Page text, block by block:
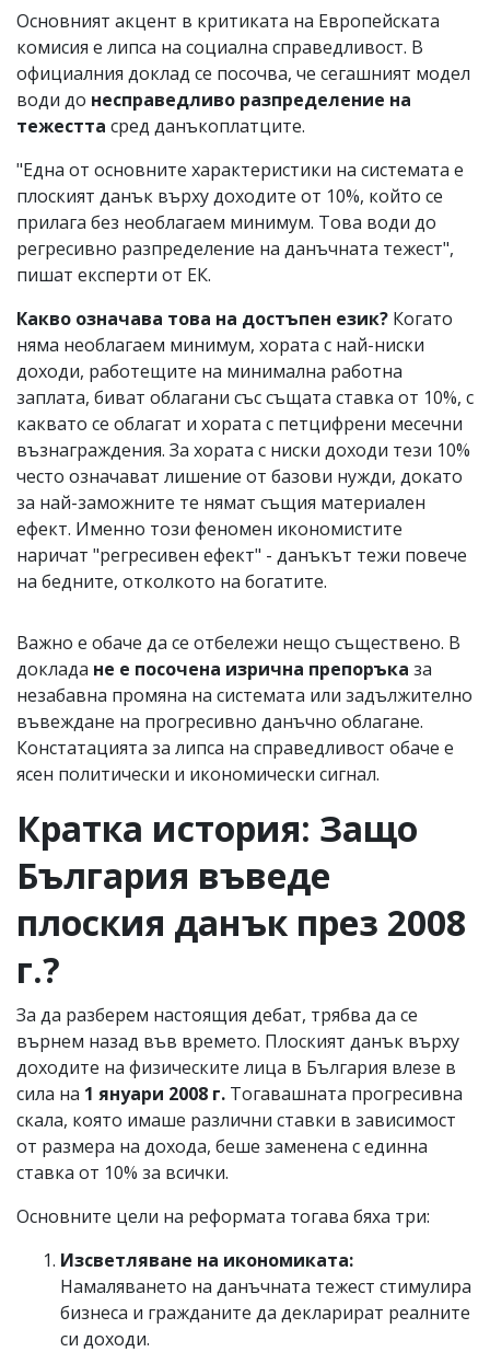
Основният акцент в критиката на Европейската
комисия е липса на социална справедливост. В
официалния доклад се посочва, че сегашният модел
води до несправедливо разпределение на
тежестта сред данъкоплатците.
"Една от основните характеристики на системата е
плоският данък върху доходите от 10%, който се
прилага без необлагаем минимум. Това води до
регресивно разпределение на данъчната тежест",
пишат експерти от ЕК.
Какво означава това на достъпен език? Когато
няма необлагаем минимум, хората с най-ниски
доходи, работещите на минимална работна
заплата, биват облагани със същата ставка от 10%, с
каквато се облагат и хората с петцифрени месечни
възнаграждения. За хората с ниски доходи тези 10%
често означават лишение от базови нужди, докато
за най-заможните те нямат същия материален
ефект. Именно този феномен икономистите
наричат "регресивен ефект" - данъкът тежи повече
на бедните, отколкото на богатите.
Важно е обаче да се отбележи нещо съществено. В
доклада не е посочена изрична препоръка за
незабавна промяна на системата или задължително
въвеждане на прогресивно данъчно облагане.
Констатацията за липса на справедливост обаче е
ясен политически и икономически сигнал.
Кратка история: Защо
България въведе
плоския данък през 2008
г.?
За да разберем настоящия дебат, трябва да се
върнем назад във времето. Плоският данък върху
доходите на физическите лица в България влезе в
сила на 1 януари 2008 г. Тогавашната прогресивна
скала, която имаше различни ставки в зависимост
от размера на дохода, беше заменена с единна
ставка от 10% за всички.
Основните цели на реформата тогава бяха три:
Изсветляване на икономиката:
Намаляването на данъчната тежест стимулира
бизнеса и гражданите да декларират реалните
си доходи.